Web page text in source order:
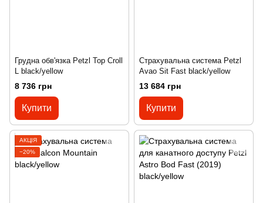
Грудна обв'язка Petzl Top Croll
L black/yellow
8 736 грн
Купити
Страхувальна система Petzl
Avao Sit Fast black/yellow
13 684 грн
Купити
АКЦІЯ
−20%